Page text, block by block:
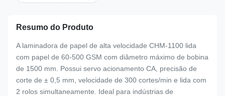
Resumo do Produto
A laminadora de papel de alta velocidade CHM-1100 lida
com papel de 60-500 GSM com diâmetro máximo de bobina
de 1500 mm. Possui servo acionamento CA, precisão de
corte de ± 0,5 mm, velocidade de 300 cortes/min e lida com
2 rolos simultaneamente. Ideal para indústrias de